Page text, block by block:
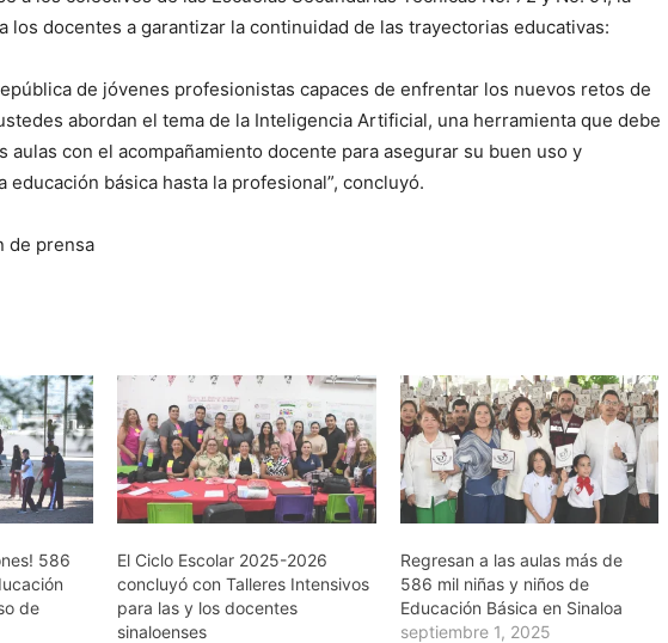
los docentes a garantizar la continuidad de las trayectorias educativas:
de jóvenes profesionistas capaces de enfrentar los nuevos retos de
abordan el tema de la Inteligencia Artificial, una herramienta que debe
aulas con el acompañamiento docente para asegurar su buen uso y
educación básica hasta la profesional”, concluyó.
de prensa
586
de
El Ciclo Escolar 2025-2026
concluyó con Talleres Intensivos
para las y los docentes
sinaloenses
Regresan a las aulas más de
586 mil niñas y niños de
Educación Básica en Sinaloa
septiembre 1, 2025